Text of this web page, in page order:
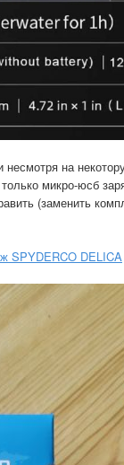
на
микро-юсб
(заменить
SPYDERCO DELICA